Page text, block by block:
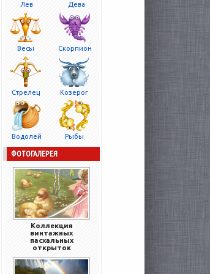
Лев Дева
Весы Скорпион
Стрелец Козерог
Водолей Рыбы
ФОТОГАЛЕРЕЯ
Коллекция
винтажных
пасхальных
открыток